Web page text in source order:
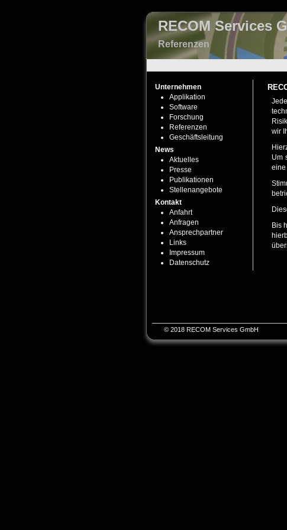
RECOM Services
Referenzen
Unternehmen
Applikation
Software
Forschung
Referenzen
Geschäftsleitung
News
Aktuelles
Presse
Publikationen
Stellenangebote
Kontakt
Anfahrt
Anfragen
Ansprechpartner
Links
Impressum
Datenschutz
wir
Um
eine
Bis
© 2018 RECOM Services GmbH